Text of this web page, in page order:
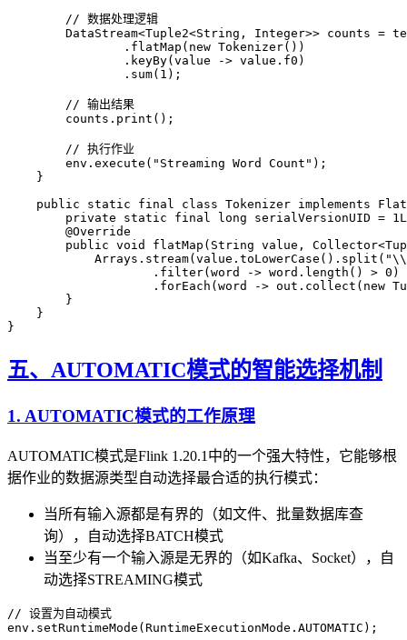
        // 数据处理逻辑
        DataStream
<Tuple2<String , Integer>> counts =
                .
flatMap ( new Tokenizer())
                .
keyBy(value -> value . f0 )
                .
sum( 1 );
        // 输出结果
        counts
. print ();
        // 执行作业
        env
. execute ( "Streaming Word Count" );
    }
    public
static final class Tokenizer implements
        private
static final long serialVersionUID = 1L
        @
Override
        public
void flatMap ( String value , Collector<
            Arrays
. stream( value . toLowerCase (). split ( "\\
                    .
filter(word -> word . length () > 0 )
                    .
forEach (word -> out . collect ( new
        }
    }
}
五、AUTOMATIC模式的智能选择机制
1. AUTOMATIC模式的工作原理
AUTOMATIC模式是Flink 1.20.1中的一个强大特性，它能够根
据作业的数据源类型自动选择最合适的执行模式：
当所有输入源都是有界的（如文件、批量数据库查
询），自动选择BATCH模式
当至少有一个输入源是无界的（如Kafka、Socket），自
动选择STREAMING模式
// 设置为自动模式
env . setRuntimeMode (RuntimeExecutionMode . AUTOMATIC );